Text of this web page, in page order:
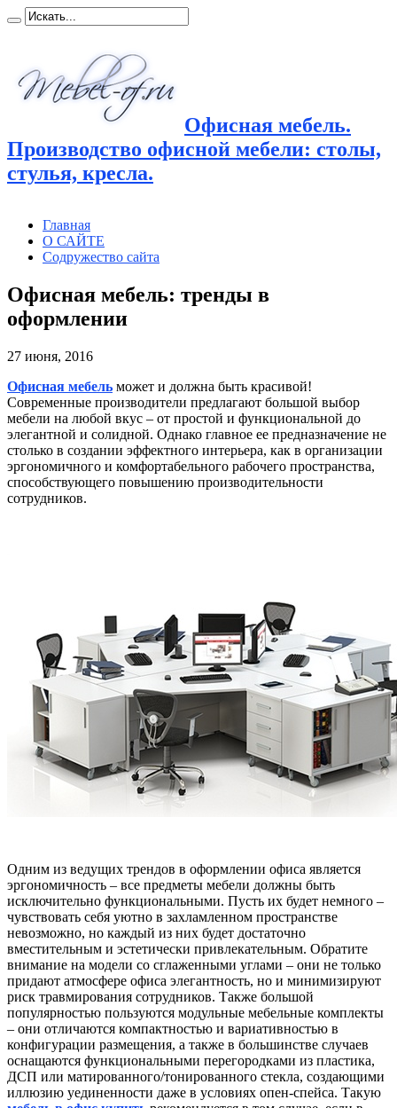
Офисная мебель.
Производство офисной мебели: столы,
стулья, кресла.
Главная
О САЙТЕ
Содружество сайта
Офисная мебель: тренды в
оформлении
27 июня, 2016
Офисная мебель может и должна быть красивой!
Современные производители предлагают большой выбор
мебели на любой вкус – от простой и функциональной до
элегантной и солидной. Однако главное ее предназначение не
столько в создании эффектного интерьера, как в организации
эргономичного и комфортабельного рабочего пространства,
способствующего повышению производительности
сотрудников.
Одним из ведущих трендов в оформлении офиса является
эргономичность – все предметы мебели должны быть
исключительно функциональными. Пусть их будет немного –
чувствовать себя уютно в захламленном пространстве
невозможно, но каждый из них будет достаточно
вместительным и эстетически привлекательным. Обратите
внимание на модели со сглаженными углами – они не только
придают атмосфере офиса элегантность, но и минимизируют
риск травмирования сотрудников. Также большой
популярностью пользуются модульные мебельные комплекты
– они отличаются компактностью и вариативностью в
конфигурации размещения, а также в большинстве случаев
оснащаются функциональными перегородками из пластика,
ДСП или матированного/тонированного стекла, создающими
иллюзию уединенности даже в условиях опен-спейса. Такую